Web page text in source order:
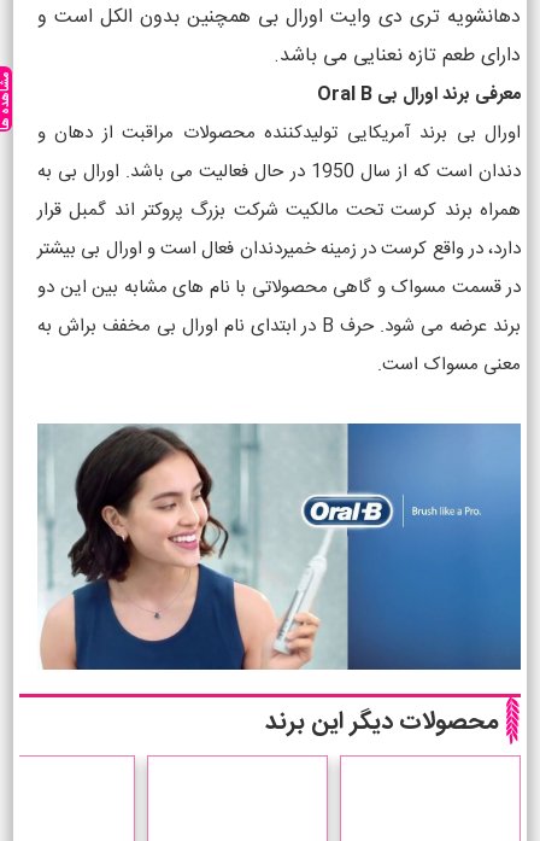
دهانشویه تری دی وایت اورال بی همچنین بدون الکل است و
دارای طعم تازه نعنایی می باشد.
معرفی برند اورال بی Oral B
اورال بی برند آمریکایی تولیدکننده محصولات مراقبت از دهان و
دندان است که از سال 1950 در حال فعالیت می باشد. اورال بی به
همراه برند کرست تحت مالکیت شرکت بزرگ پروکتر اند گمبل قرار
دارد، در واقع کرست در زمینه خمیردندان فعال است و اورال بی بیشتر
در قسمت مسواک و گاهی محصولاتی با نام های مشابه بین این دو
برند عرضه می شود. حرف B در ابتدای نام اورال بی مخفف براش به
معنی مسواک است.
محصولات دیگر این برند